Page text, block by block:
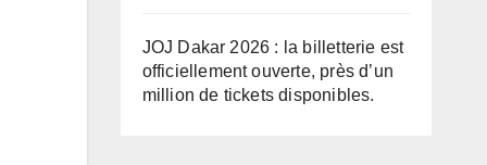
JOJ Dakar 2026 : la billetterie est
officiellement ouverte, près d’un
million de tickets disponibles.